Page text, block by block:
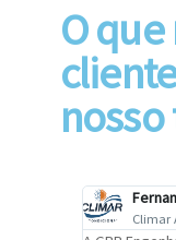
O
Climar